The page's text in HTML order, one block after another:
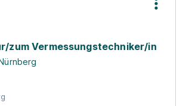
zum Vermessungstechniker/in